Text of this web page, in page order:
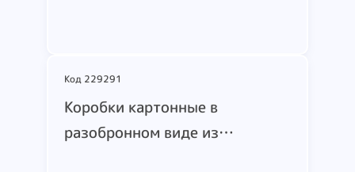
Код 229291
Коробки картонные в
разобронном виде из